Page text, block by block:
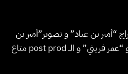
“أمير بن عياد” و تصوير”أمير بن
عياد” و “هادي بن دالي” و “عمر فريني” و الــ post prod متاع